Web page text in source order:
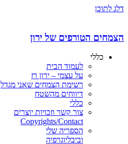
דלג לתוכן
הצמחים הטורפים של ירון
כללי
לעמוד הבית
על עצמי – ירון רז
רשימת הצמחים שאני מגדל
דיווחים מהשטח
כללי
צור קשר וזכויות יוצרים
Copyrights/Contact
הספריה שלי
וביבליוגרפיה